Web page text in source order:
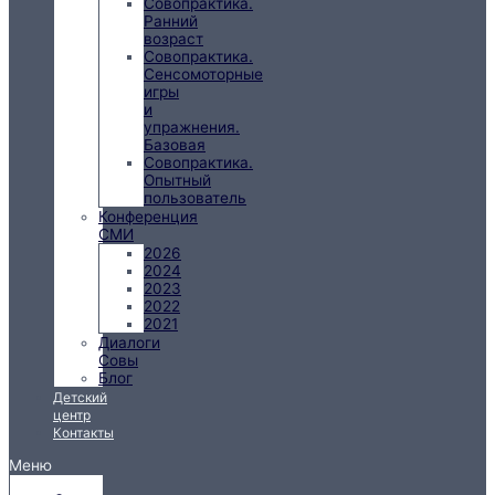
Ранний
возраст
Совопрактика.
Сенсомоторные
игры
и
упражнения.
Базовая
Совопрактика.
Опытный
пользователь
Конференция
СМИ
2026
2024
2023
2022
2021
Диалоги
Совы
Блог
Детский
центр
Контакты
Меню